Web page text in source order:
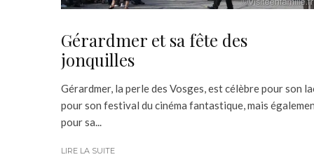
Gérardmer et sa fête des
jonquilles
Gérardmer, la perle des Vosges, est célèbre pour son
pour son festival du cinéma fantastique, mais
pour sa...
LIRE LA SUITE